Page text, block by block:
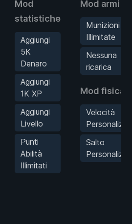
Mod
statistiche
Aggiungi
5K
Denaro
Aggiungi
1K XP
Aggiungi
Livello
Punti
Abilità
Illimitati
Mod armi
Munizioni
Illimitate
Nessuna
ricarica
Mod fisica
Velocità
Salto